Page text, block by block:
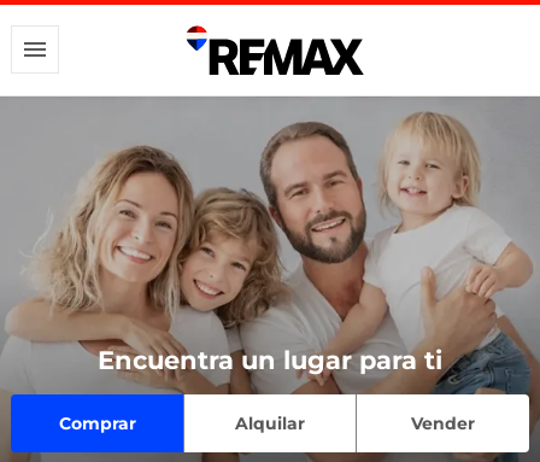
Encuentra un lugar para ti
Comprar Alquilar Vender